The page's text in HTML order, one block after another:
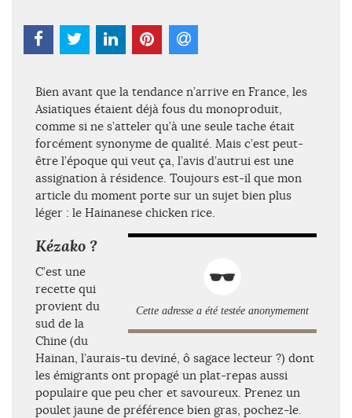
Bien avant que la tendance n’arrive en France, les
Asiatiques étaient déjà fous du monoproduit,
comme si ne s’atteler qu’à une seule tache était
forcément synonyme de qualité. Mais c’est peut-
être l’époque qui veut ça, l’avis d’autrui est une
assignation à résidence. Toujours est-il que mon
article du moment porte sur un sujet bien plus
léger : le Hainanese chicken rice.
Cette adresse a été testée anonymement
Kézako ?
C’est une
recette qui
provient du
sud de la
Chine (du
Hainan, l’aurais-tu deviné, ô sagace lecteur ?) dont
les émigrants ont propagé un plat-repas aussi
populaire que peu cher et savoureux. Prenez un
poulet jaune de préférence bien gras, pochez-le.